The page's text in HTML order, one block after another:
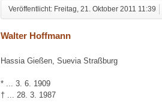
Veröffentlicht: Freitag, 21. Oktober 2011 11:39
Walter Hoffmann
Hassia Gießen, Suevia Straßburg
* ... 3. 6. 1909
† ... 28. 3. 1987